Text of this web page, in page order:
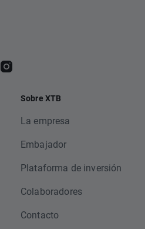
Sobre XTB
La empresa
Embajador
Plataforma de inversión
Colaboradores
Contacto